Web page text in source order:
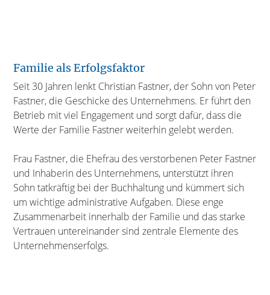
Familie als Erfolgsfaktor
Seit 30 Jahren lenkt Christian Fastner, der Sohn von Peter
Fastner, die Geschicke des Unternehmens. Er führt den
Betrieb mit viel Engagement und sorgt dafür, dass die
Werte der Familie Fastner weiterhin gelebt werden.
Frau Fastner, die Ehefrau des verstorbenen Peter Fastner
und Inhaberin des Unternehmens, unterstützt ihren
Sohn tatkräftig bei der Buchhaltung und kümmert sich
um wichtige administrative Aufgaben. Diese enge
Zusammenarbeit innerhalb der Familie und das starke
Vertrauen untereinander sind zentrale Elemente des
Unternehmenserfolgs.